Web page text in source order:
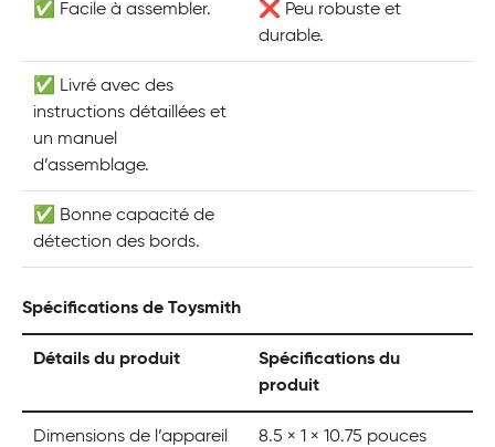
✅ Facile à assembler.
❌ Peu robuste et
durable.
✅ Livré avec des
instructions détaillées et
un manuel
d’assemblage.
✅ Bonne capacité de
détection des bords.
Spécifications de Toysmith
Détails du produit
Spécifications du
produit
Dimensions de l’appareil 8.5 × 1 × 10.75 pouces